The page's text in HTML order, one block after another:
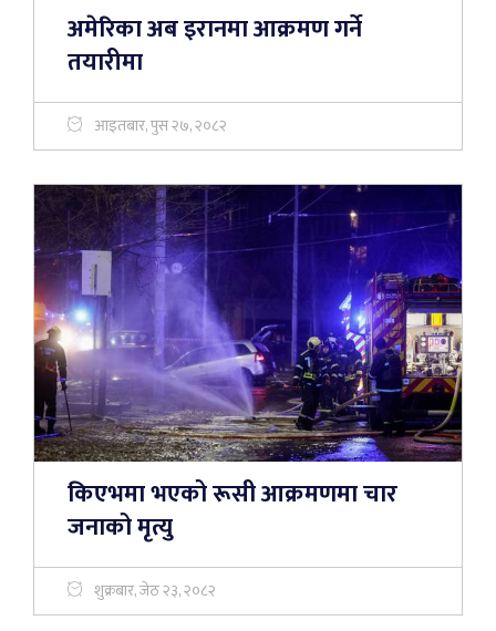
अमेरिका अब इरानमा आक्रमण गर्ने
तयारीमा
आइतबार, पुस २७, २०८२
किएभमा भएको रूसी आक्रमणमा चार
जनाको मृत्यु
शुक्रबार, जेठ २३, २०८२